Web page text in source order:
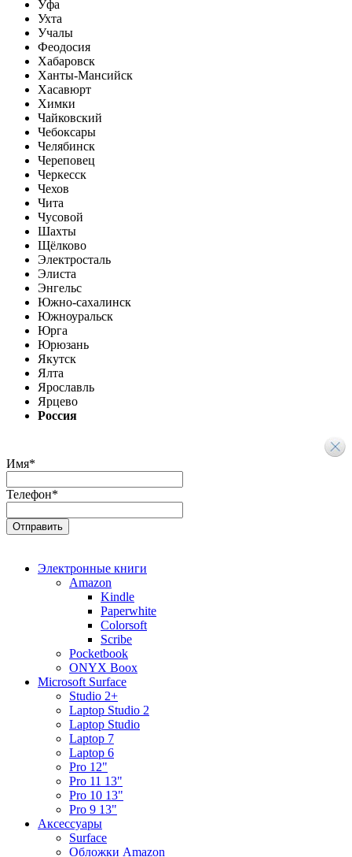
Уфа
Ухта
Учалы
Феодосия
Хабаровск
Ханты-Мансийск
Хасавюрт
Химки
Чайковский
Чебоксары
Челябинск
Череповец
Черкесск
Чехов
Чита
Чусовой
Шахты
Щёлково
Электросталь
Элиста
Энгельс
Южно-сахалинск
Южноуральск
Юрга
Юрюзань
Якутск
Ялта
Ярославль
Ярцево
Россия
Имя*
Телефон*
Электронные книги
Amazon
Kindle
Paperwhite
Colorsoft
Scribe
Pocketbook
ONYX Boox
Microsoft Surface
Studio 2+
Laptop Studio 2
Laptop Studio
Laptop 7
Laptop 6
Pro 12"
Pro 11 13"
Pro 10 13"
Pro 9 13"
Аксессуары
Surface
Обложки Amazon